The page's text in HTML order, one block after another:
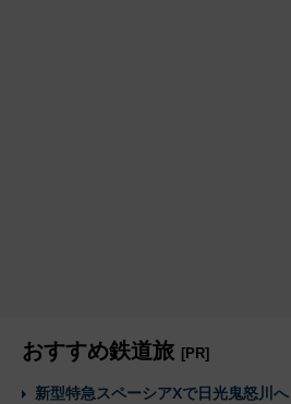
おすすめ鉄道旅 [PR]
新型特急スペーシアXで日光鬼怒川へ